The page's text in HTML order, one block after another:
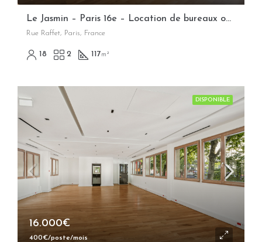
Le Jasmin – Paris 16e – Location de bureaux opérés flexibles
Rue Raffet, Paris, France
18 2 117m²
DISPONIBLE
16.000€
400€/poste/mois